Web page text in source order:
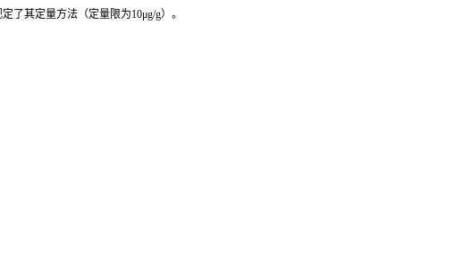
了其定量方法（定量限为10μg/g）。